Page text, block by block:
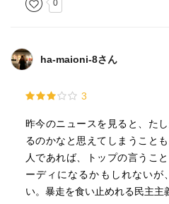
0
ha-maioni-8さん
3
昨今のニュースを見ると、た
るのかなと思えてしまうこと
人であれば、トップの言うこ
ーディになるかもしれないが
い。暴走を食い止めれる民主主